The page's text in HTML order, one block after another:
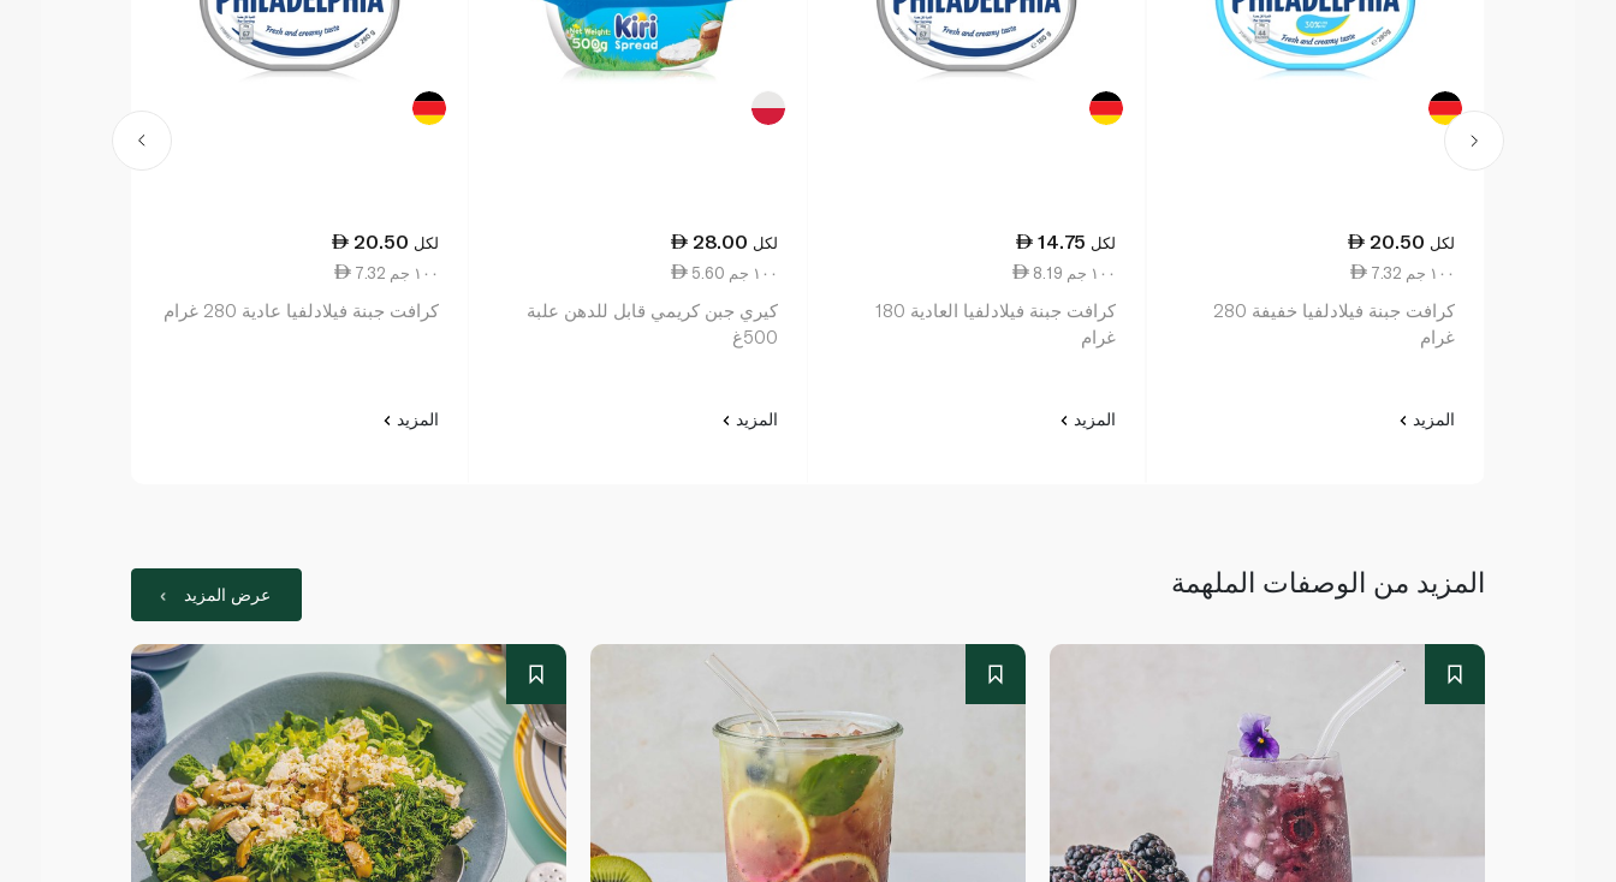
20.50 لكل
7.32 ١٠٠ جم
كرافت جبنة فيلادلفيا خفيفة 280
غرام
المزيد
14.75 لكل
8.19 ١٠٠ جم
كرافت جبنة فيلادلفيا العادية 180
غرام
المزيد
28.00 لكل
5.60 ١٠٠ جم
كيري جبن كريمي قابل للدهن علبة
500غ
المزيد
20.50 لكل
7.32 ١٠٠ جم
كرافت جبنة فيلادلفيا عادية 280 غرام
المزيد
المزيد من الوصفات الملهمة عرض المزيد